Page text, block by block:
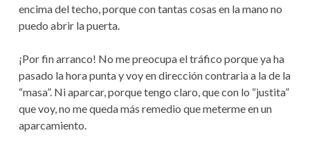
encima del techo, porque con tantas cosas en la mano no
puedo abrir la puerta.
¡Por fin arranco! No me preocupa el tráfico porque ya ha
pasado la hora punta y voy en dirección contraria a la de la
“masa”. Ni aparcar, porque tengo claro, que con lo “justita”
que voy, no me queda más remedio que meterme en un
aparcamiento.